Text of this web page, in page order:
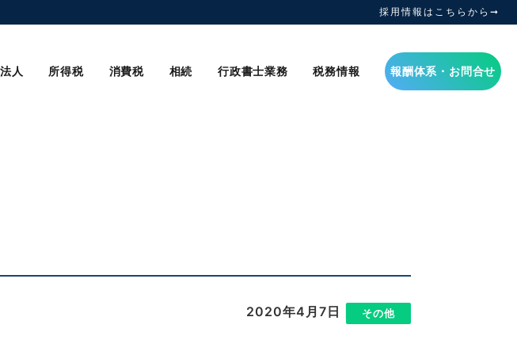
採用情報はこちらから➞
法人 所得税 消費税 相続 行政書士業務 税務情報 報酬体系・お問合せ
2020年4月7日 その他